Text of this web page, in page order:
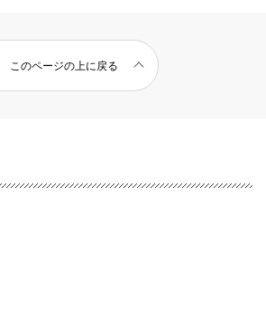
このページの上に戻る